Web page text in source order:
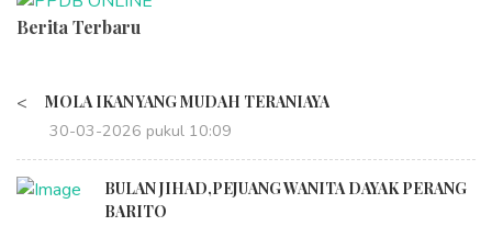
Berita Terbaru
< MOLA IKAN YANG MUDAH TERANIAYA
30-03-2026 pukul 10:09
BULAN JIHAD,PEJUANG WANITA DAYAK PERANG
BARITO